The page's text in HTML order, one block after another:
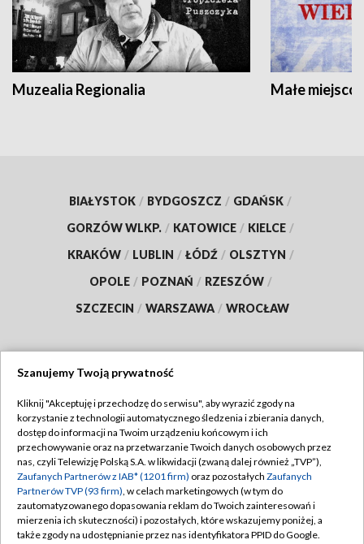
Muzealia Regionalia Małe
BIAŁYSTOK / BYDGOSZCZ / GDAŃSK /
GORZÓW WLKP. / KATOWICE / KIELCE /
KRAKÓW / LUBLIN / ŁÓDŹ / OLSZTYN /
OPOLE / POZNAŃ / RZESZÓW /
SZCZECIN / WARSZAWA / WROCŁAW
TVP
Abonament TVP
Emisja w TVP
Centrum informacji TVP
Naziemna Telewizja Cyfrowa
Regulamin TVP
Polityka prywatności
Moje zgody
Pomoc
Szanujemy Twoją prywatność
Kliknij "Akceptuję i przechodzę do serwisu", aby wyrazić zgody na
korzystanie z technologii automatycznego śledzenia i zbierania danych,
dostęp do informacji na Twoim urządzeniu końcowym i ich
przechowywanie oraz na przetwarzanie Twoich danych osobowych przez
nas, czyli Telewizję Polską S.A. w likwidacji (zwaną dalej również „TVP”),
Zaufanych Partnerów z IAB* (1201 firm) oraz pozostałych Zaufanych
Partnerów TVP (93 firm), w celach marketingowych (w tym do
zautomatyzowanego dopasowania reklam do Twoich zainteresowań i
mierzenia ich skuteczności) i pozostałych, które wskazujemy poniżej, a
także zgody na udostępnianie przez nas identyfikatora PPID do Google.